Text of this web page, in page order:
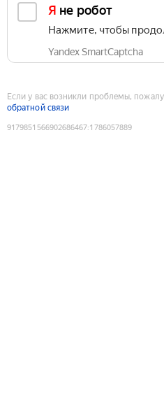
Я не робот
Нажмите, чтобы
Yandex SmartCaptcha
Если у вас возникли проблемы,
обратной связи
9179851566902686467:1786057889